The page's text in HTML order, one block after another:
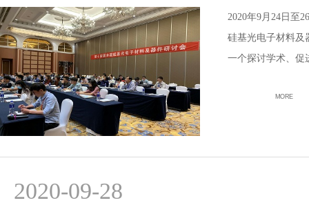
2020年9月24日至
硅基光电子材料及
一个探讨学术、促
MORE
2020-09-28